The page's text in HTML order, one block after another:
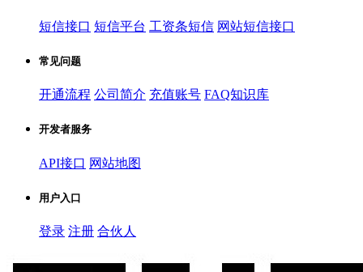
短信接口 短信平台 工资条短信 网站短信接口
常见问题
开通流程 公司简介 充值账号 FAQ知识库
开发者服务
API接口 网站地图
用户入口
登录 注册 合伙人